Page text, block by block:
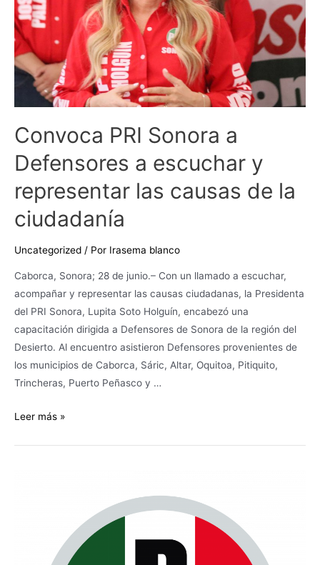
Convoca PRI Sonora a
Defensores a escuchar y
representar las causas de la
ciudadanía
Uncategorized / Por Irasema blanco
Caborca, Sonora; 28 de junio.– Con un llamado a escuchar,
acompañar y representar las causas ciudadanas, la Presidenta
del PRI Sonora, Lupita Soto Holguín, encabezó una
capacitación dirigida a Defensores de Sonora de la región del
Desierto. Al encuentro asistieron Defensores provenientes de
los municipios de Caborca, Sáric, Altar, Oquitoa, Pitiquito,
Trincheras, Puerto Peñasco y …
escuchar
y
representar
las
causas
la
ciudadanía
Leer más »